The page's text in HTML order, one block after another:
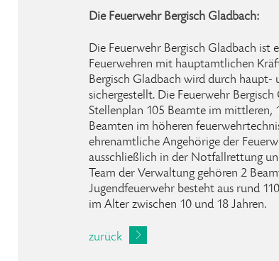
Die Feuerwehr Bergisch Gladbach:
Die Feuerwehr Bergisch Gladbach ist
Feuerwehren mit hauptamtlichen
Bergisch Gladbach wird durch haupt-
sichergestellt. Die Feuerwehr
Stellenplan 105 Beamte im mittleren,
Beamten im höheren
ehrenamtliche Angehörige der
ausschließlich in der Notfallrettung
Team der Verwaltung gehören 2
Jugendfeuerwehr besteht aus rund
im Alter zwischen 10 und 18 Jahren.
zurück